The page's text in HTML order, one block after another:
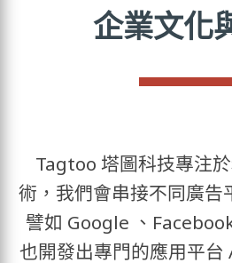
企業文化
Tagtoo 塔圖科技專注
術，我們會串接不同廣告
譬如 Google 、
也開發出專門的應用平